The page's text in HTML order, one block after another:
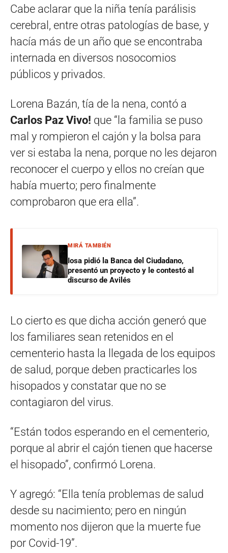
Cabe aclarar que la niña tenía parálisis
cerebral, entre otras patologías de base, y
hacía más de un año que se encontraba
internada en diversos nosocomios
públicos y privados.
Lorena Bazán, tía de la nena, contó a
Carlos Paz Vivo! que “la familia se puso
mal y rompieron el cajón y la bolsa para
ver si estaba la nena, porque no les dejaron
reconocer el cuerpo y ellos no creían que
había muerto; pero finalmente
comprobaron que era ella”.
MIRÁ TAMBIÉN
Iosa pidió la Banca del Ciudadano,
presentó un proyecto y le contestó al
discurso de Avilés
Lo cierto es que dicha acción generó que
los familiares sean retenidos en el
cementerio hasta la llegada de los equipos
de salud, porque deben practicarles los
hisopados y constatar que no se
contagiaron del virus.
“Están todos esperando en el cementerio,
porque al abrir el cajón tienen que hacerse
el hisopado”, confirmó Lorena.
Y agregó: “Ella tenía problemas de salud
desde su nacimiento; pero en ningún
momento nos dijeron que la muerte fue
por Covid-19”.